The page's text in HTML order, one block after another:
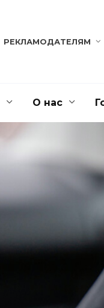
РЕКЛАМОДАТЕЛЯМ
О нас